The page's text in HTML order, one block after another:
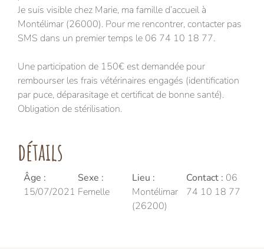
Je suis visible chez Marie, ma famille d’accueil à
Montélimar (26000). Pour me rencontrer, contacter pas
SMS dans un premier temps le 06 74 10 18 77.
Une participation de 150€ est demandée pour
rembourser les frais vétérinaires engagés (identification
par puce, déparasitage et certificat de bonne santé).
Obligation de stérilisation.
détails
Âge :
15/07/2021
Sexe :
Femelle
Lieu :
Montélimar
(26200)
Contact : 06
74 10 18 77